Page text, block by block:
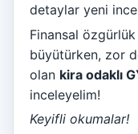
detaylar yeni
Finansal
büyütürken, zor
olan kira odaklı
inceleyelim!
Keyifli okumalar!